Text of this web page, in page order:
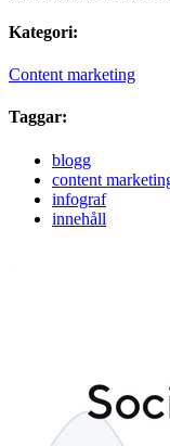
Kategori:
Content marketing
Taggar:
blogg
content
infograf
innehåll